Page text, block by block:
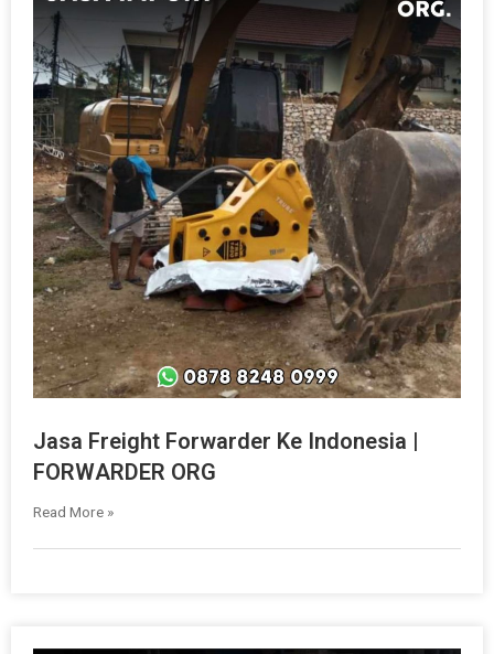
Jasa Freight Forwarder Ke Indonesia |
FORWARDER ORG
Read More »